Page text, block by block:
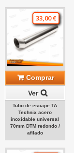
33,00 €
Comprar
Ver
Tubo de escape TA
Technix acero
inoxidable universal
70mm DTM redondo /
afilado